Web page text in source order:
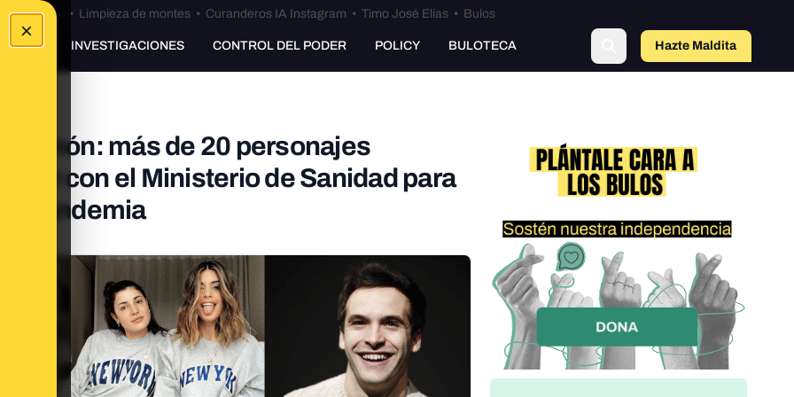
×
Bulos Ceuta • Limpieza de montes• Curanderos IA Instagram • Timo José Elías• Bulos
INVESTIGACIONES CONTROL DEL PODER POLICY BULOTECA Hazte Maldito
Simón: más de 20 personajes
con el Ministerio de Sanidad para
pandemia